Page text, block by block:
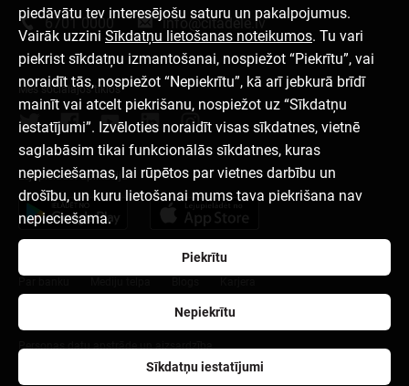
piedāvātu tev interesējošu saturu un pakalpojumus.
Vairāk uzzini Sīkdatņu lietošanas noteikumos. Tu vari
piekrist sīkdatņu izmantošanai, nospiežot “Piekrītu”, vai
noraidīt tās, nospiežot “Nepiekrītu”, kā arī jebkurā brīdī
mainīt vai atcelt piekrišanu, nospiežot uz “Sīkdatņu
iestatījumi”. Izvēloties noraidīt visas sīkdatnes, vietnē
saglabāsim tikai funkcionālās sīkdatnes, kuras
nepieciešamas, lai rūpētos par vietnes darbību un
drošību, un kuru lietošanai mums tava piekrišana nav
nepieciešama.
Piekrītu
Nepiekrītu
Sīkdatņu iestatījumi
6701 0000 info@citadele.lv
Mēs sociālajos tīklos
Lejupielādēt aplikāciju
Sīkdatņu iestatījumi
Developers Portal (PSD2)